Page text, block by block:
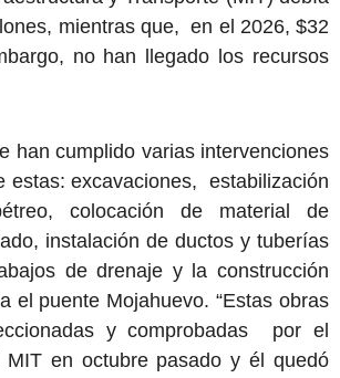
mientras que, en el 2026, $32
no han llegado los recursos
han cumplido varias intervenciones
estas: excavaciones, estabilización
colocación de material de
instalación de ductos y tuberías
de drenaje y la construcción
el puente Mojahuevo. “Estas obras
y comprobadas por el
MIT en octubre pasado y él quedó